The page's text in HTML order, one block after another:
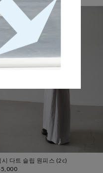
시 다트 슬립 원피스 (2c)